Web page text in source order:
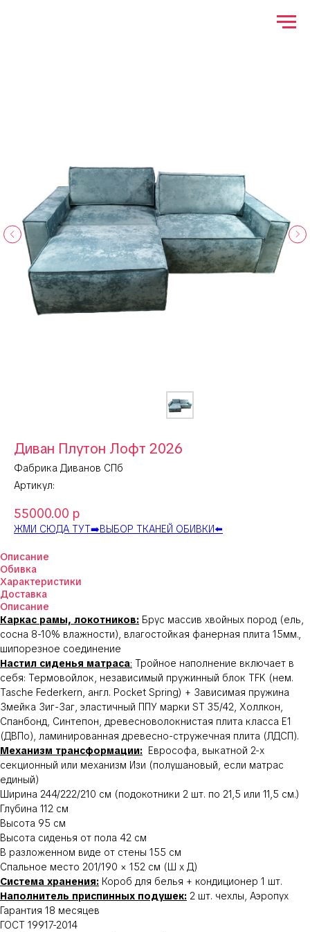
Диван Плутон Лофт 2026
Фабрика Диванов СПб
Артикул:
55000.00 р
ЖМИ СЮДА ТУТ➡️ВЫБОР ТКАНЕЙ ОБИВКИ⬅️
Описание
Обивка
Характеристики
Доставка
Описание
Каркас рамы, локотников: Брус массив хвойных пород (ель,
сосна 8-10% влажности), влагостойкая фанерная плита 15мм.,
шипорезное соединение
Настил сиденья матраса: Тройное наполнение включает в
себя: Термовойлок, независимый пружинный блок TFK (нем.
Tasche Federkern, англ. Pocket Spring) + Зависимая пружина
Змейка Зиг-Заг, эластичный ППУ марки ST 35/42, Холлкон,
Спанбонд, Синтепон, древесноволокнистая плита класса Е1
(ДВПо), ламинированная древесно-стружечная плита (ЛДСП).
Механизм трансформации: Еврософа, выкатной 2-х
секционный или механизм Изи (полушановый, если матрас
единый)
Ширина 244/222/210 см (подокотники 2 шт. по 21,5 или 11,5 см.)
Глубина 112 см
Высота 95 см
Высота сиденья от пола 42 см
В разложенном виде от стены 155 см
Спальное место 201/190 × 152 см (Ш х Д)
Система хранения: Короб для белья + кондиционер 1 шт.
Наполнитель приспинных подушек: 2 шт. чехлы, Аэропух
Гарантия 18 месяцев
ГОСТ 19917-2014